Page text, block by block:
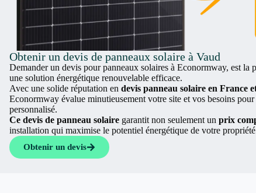
Obtenir un devis de panneaux solaire à Vaud
Demander un devis pour panneaux solaires à Econormway, est la
une solution énergétique renouvelable efficace.
Avec une solide réputation en devis panneau solaire en France
Econormway évalue minutieusement votre site et vos besoins
personnalisé.
Ce devis de panneau solaire garantit non seulement un prix
installation qui maximise le potentiel énergétique de votre
Obtenir un devis